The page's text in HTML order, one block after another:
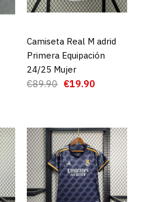
AGREGAR AL CARRO
Camiseta Real M adrid
Primera Equipación
24/25 Mujer
€89.90 €19.90